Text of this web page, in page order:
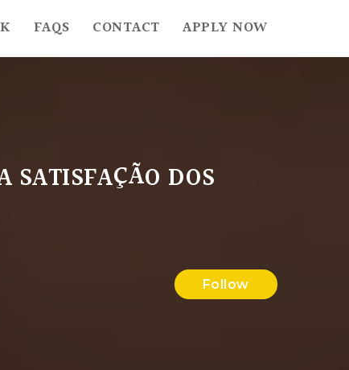
FAQS CONTACT APPLY NOW
SATISFAÇÃO DOS
Follow